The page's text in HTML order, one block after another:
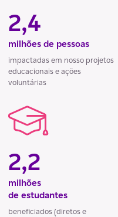
2,4
milhões de pessoas
impactadas em nosso projetos
educacionais e ações
voluntárias
2,2
milhões
de estudantes
beneficiados (diretos e